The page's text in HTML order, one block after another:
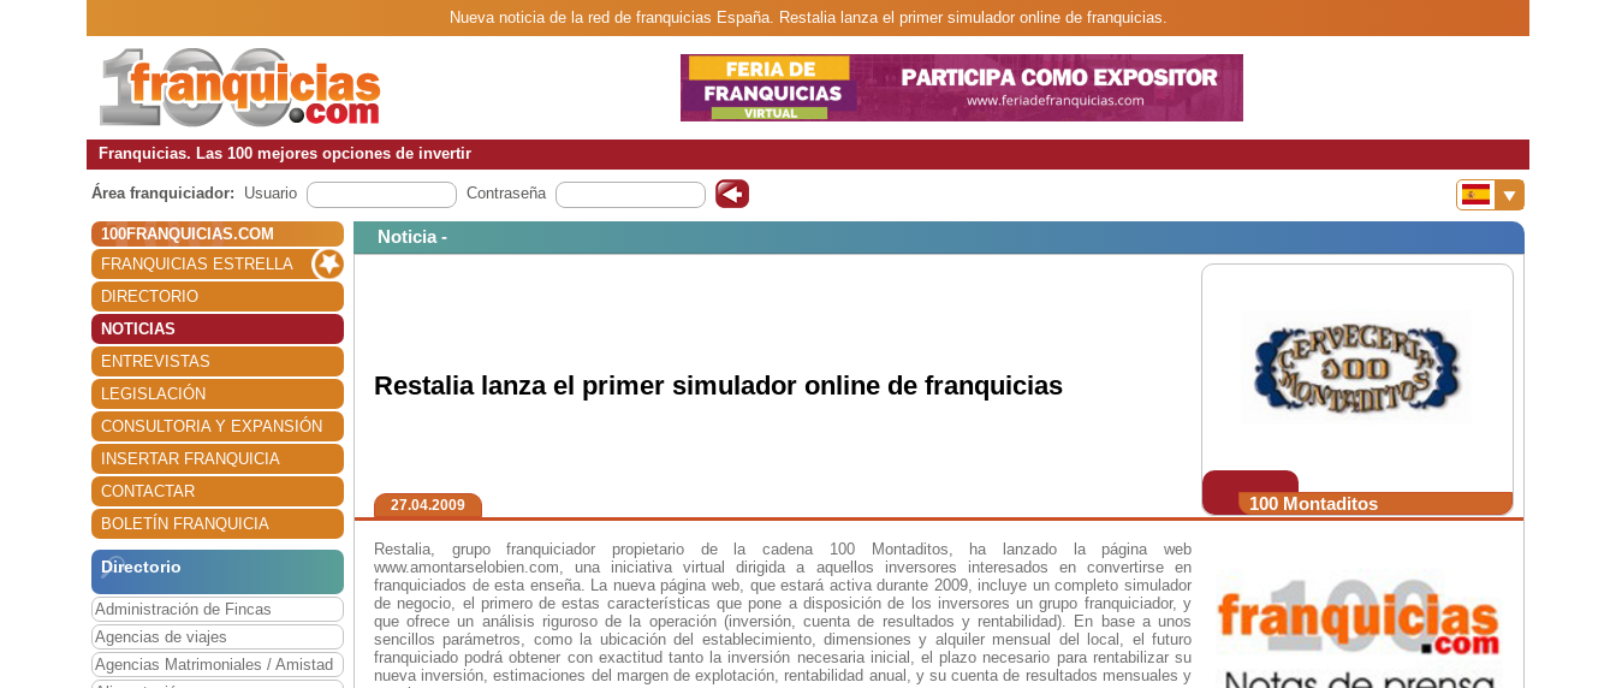
Nueva noticia de la red de franquicias España. Restalia lanza el primer simulador online de franquicias.
Franquicias. Las 100 mejores opciones de invertir
Área franquiciador: Usuario Contraseña
100FRANQUICIAS.COM
FRANQUICIAS ESTRELLA
DIRECTORIO
NOTICIAS
ENTREVISTAS
LEGISLACIÓN
CONSULTORIA Y EXPANSIÓN
INSERTAR FRANQUICIA
CONTACTAR
BOLETÍN FRANQUICIA
Directorio
Administración de Fincas
Agencias de viajes
Agencias Matrimoniales / Amistad
Noticia -
100 Montaditos
Restalia lanza el primer simulador online de franquicias
27.04.2009
Restalia, grupo franquiciador propietario de la cadena 100 Montaditos, ha lanzado la página web
www.amontarselobien.com, una iniciativa virtual dirigida a aquellos inversores interesados en convertirse en
franquiciados de esta enseña. La nueva página web, que estará activa durante 2009, incluye un completo simulador
de negocio, el primero de estas características que pone a disposición de los inversores un grupo franquiciador, y
que ofrece un análisis riguroso de la operación (inversión, cuenta de resultados y rentabilidad). En base a unos
sencillos parámetros, como la ubicación del establecimiento, dimensiones y alquiler mensual del local, el futuro
franquiciado podrá obtener con exactitud tanto la inversión necesaria inicial, el plazo necesario para rentabilizar su
nueva inversión, estimaciones del margen de explotación, rentabilidad anual, y su cuenta de resultados mensuales y